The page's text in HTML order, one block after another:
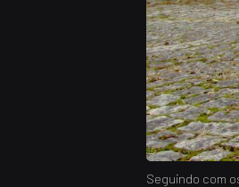
Seguindo com